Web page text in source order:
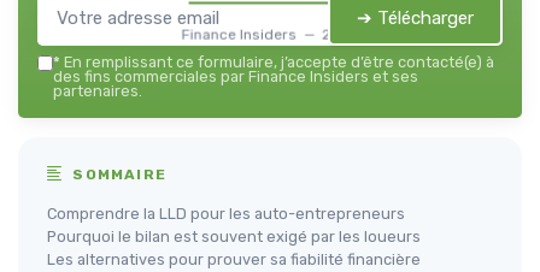
Finance Insiders — 2026
➔ Télécharger
* En remplissant ce formulaire, j’accepte d’être contacté(e) à
des fins commerciales par Finance Insiders et ses
partenaires.
SOMMAIRE
Comprendre la LLD pour les auto-entrepreneurs
Pourquoi le bilan est souvent exigé par les loueurs
Les alternatives pour prouver sa fiabilité financière